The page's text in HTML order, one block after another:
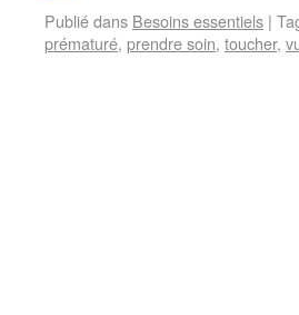
Publié dans Besoins essentiels |
prématuré, prendre soin, toucher,